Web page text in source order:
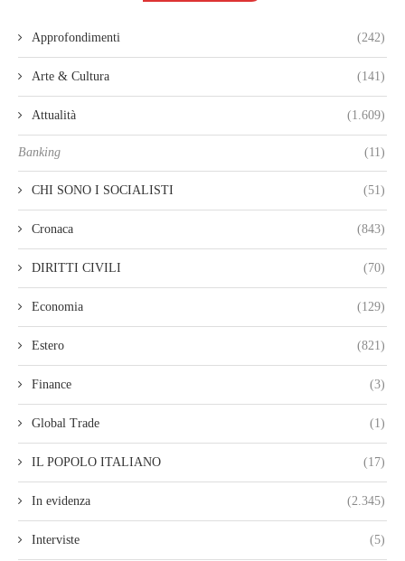
Approfondimenti (242)
Arte & Cultura (141)
Attualità (1.609)
Banking (11)
CHI SONO I SOCIALISTI (51)
Cronaca (843)
DIRITTI CIVILI (70)
Economia (129)
Estero (821)
Finance (3)
Global Trade (1)
IL POPOLO ITALIANO (17)
In evidenza (2.345)
Interviste (5)